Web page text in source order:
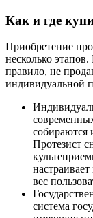
Как и где
Приобретение
несколько
правило, не
индивидуальной
собираются
Протезист
вес
система